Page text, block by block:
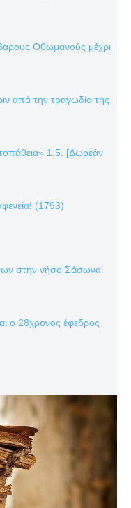
Οθωμανούς μέχρι
από την τραγωδία της
1.5. [Δωρεάν
(1793)
στην νήσο Σάσωνα
ο 28χρονος έφεδρος